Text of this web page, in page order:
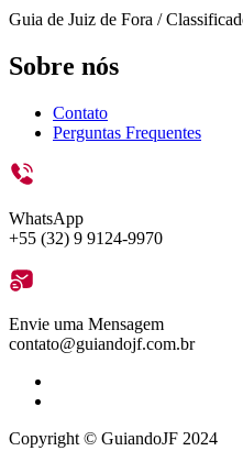
Guia de Juiz de Fora /
Sobre nós
Contato
Perguntas Frequentes
WhatsApp
+55 (32) 9 9124-9970
Envie uma Mensagem
contato@guiandojf.com.br
Copyright © GuiandoJF 2024